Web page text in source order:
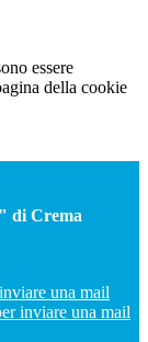
essere
della cookie
di Crema
una mail
inviare una mail